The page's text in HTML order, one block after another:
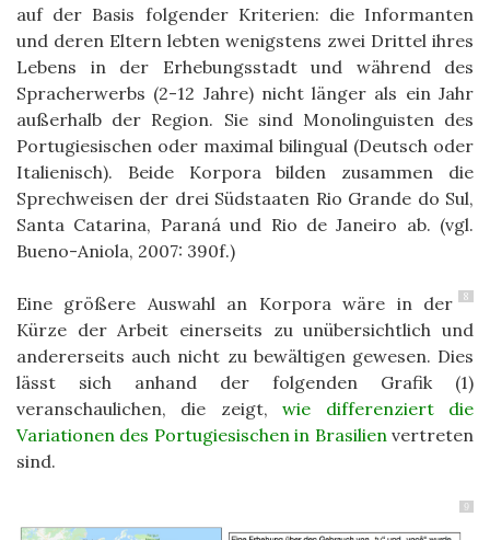
auf der Basis folgender Kriterien: die Informanten
und deren Eltern lebten wenigstens zwei Drittel ihres
Lebens in der Erhebungsstadt und während des
Spracherwerbs (2-12 Jahre) nicht länger als ein Jahr
außerhalb der Region. Sie sind Monolinguisten des
Portugiesischen oder maximal bilingual (Deutsch oder
Italienisch). Beide Korpora bilden zusammen die
Sprechweisen der drei Südstaaten Rio Grande do Sul,
Santa Catarina, Paraná und Rio de Janeiro ab. (vgl.
Bueno-Aniola, 2007: 390f.)
8
Eine größere Auswahl an Korpora wäre in der
Kürze der Arbeit einerseits zu unübersichtlich und
andererseits auch nicht zu bewältigen gewesen. Dies
lässt sich anhand der folgenden Grafik (1)
veranschaulichen, die zeigt,wie differenziert die
Variationen des Portugiesischen in Brasilienvertreten
sind.
9